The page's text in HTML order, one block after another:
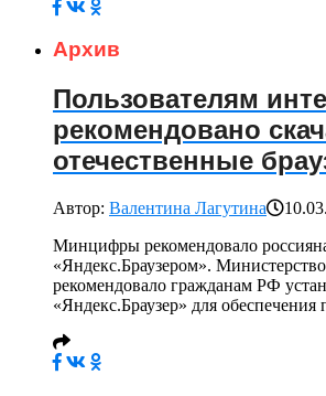
Архив
Пользователям
рекомендовано
отечественные
Автор: Валентина Лагутина
Минцифры рекомендовало
«Яндекс.Браузером».
рекомендовало гражданам РФ
«Яндекс.Браузер» для обеспечения